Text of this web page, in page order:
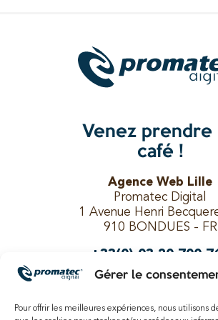
Gérer le
Pour offrir les meilleures expériences, nous utilisons
Venez prendre
café !
Agence Web Lille
Promatec Digital
1 Avenue Henri
910 BONDUES - FR
+33(0) 03 20 700